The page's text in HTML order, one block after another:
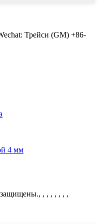
Трейси (GM) +86-
4 мм
, , , , , , ,